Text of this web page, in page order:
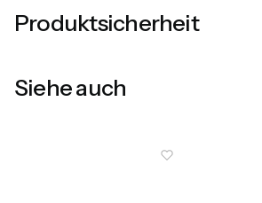
Produktsicherheit
Siehe auch